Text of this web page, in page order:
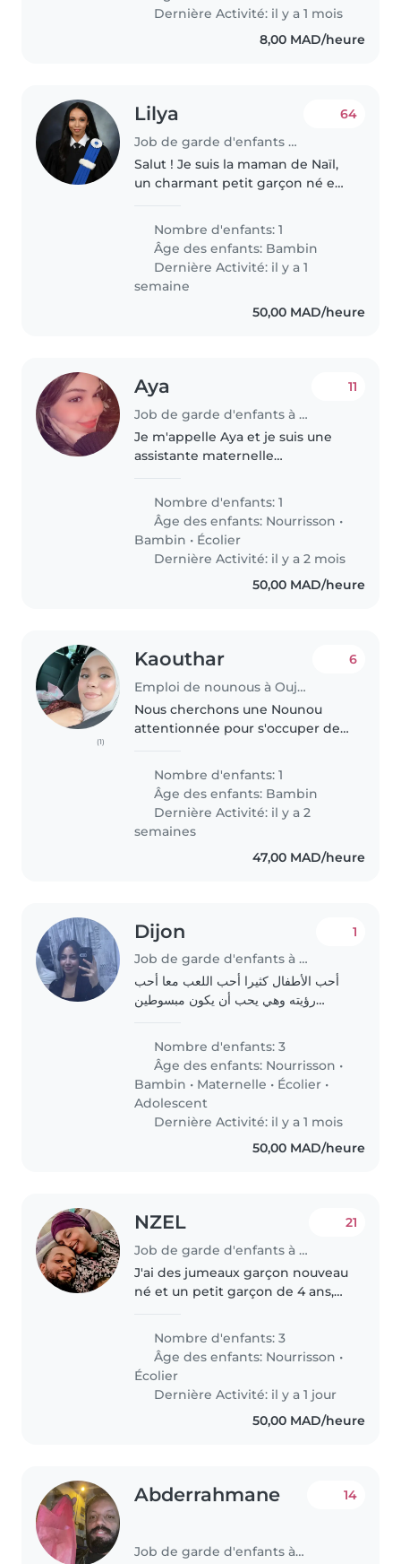
moi pour prendre soin de ma..
Dernière Activité: il y a 1 mois
8,00 MAD/heure
Lilya
Job de garde d'enfants à Casablanca
64
Salut ! Je suis la maman de Naïl,
un charmant petit garçon né en
d'une nounou, adorable et
attachante qui pourra prendre
soin de mon petit trésor..
Nombre d'enfants: 1
Âge des enfants: Bambin
Dernière Activité: il y a 1
semaine
50,00 MAD/heure
Aya
Job de garde d'enfants à Rabat
11
Je m'appelle Aya et je suis une
assistante maternelle
passer du temps avec les enfants
et veiller à ce qu'ils se sentent en
sécurité, heureux et à..
Nombre d'enfants: 1
Âge des enfants: Nourrisson •
Bambin • Écolier
Dernière Activité: il y a 2 mois
50,00 MAD/heure
(1)
Kaouthar
Emploi de nounous à Oujda
6
Nous cherchons une Nounou
attentionnée pour s'occuper de
qui saura stimuler sa curiosité
naturelle. Contactez-nous pour..
Nombre d'enfants: 1
Âge des enfants: Bambin
Dernière Activité: il y a 2
semaines
47,00 MAD/heure
Dijon
Job de garde d'enfants à Kénitra
1
أحب الأطفال كثيرا أحب اللعب معا أحب
رؤيته وهي يحب أن يكون مبسوطين
مدرسة ونرسم
Nombre d'enfants: 3
Âge des enfants: Nourrisson •
Bambin • Maternelle • Écolier •
Adolescent
Dernière Activité: il y a 1 mois
50,00 MAD/heure
NZEL
Job de garde d'enfants à Rabat
21
J'ai des jumeaux garçon nouveau
né et un petit garçon de 4 ans,
jumeaux d'une aide de temps a
autre
Nombre d'enfants: 3
Âge des enfants: Nourrisson •
Écolier
Dernière Activité: il y a 1 jour
50,00 MAD/heure
Abderrahmane
Job de garde d'enfants à Casablanca
14